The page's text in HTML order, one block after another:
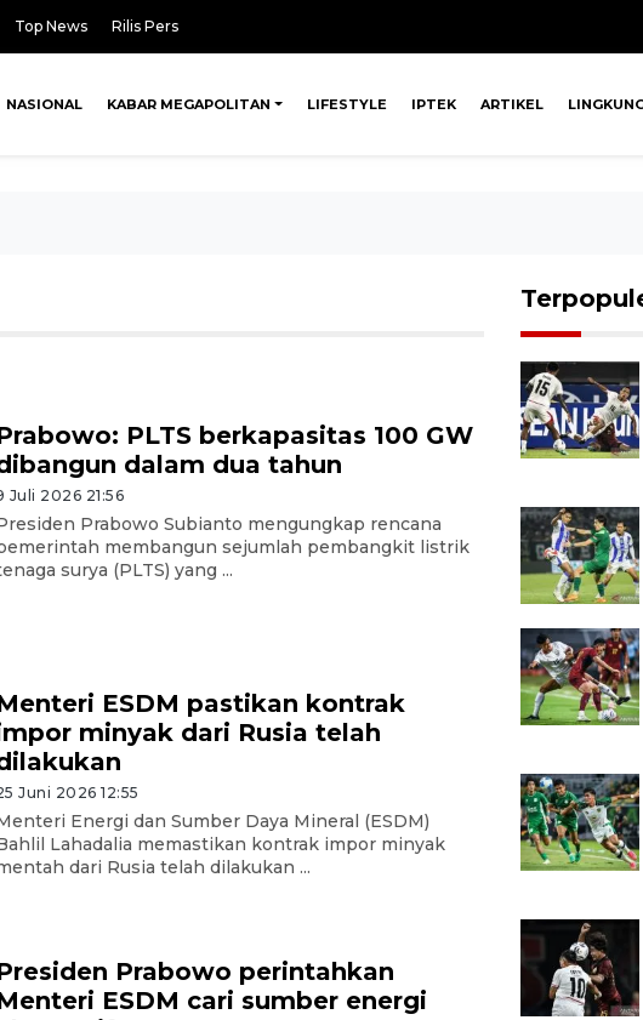
Top News Rilis Pers
NASIONAL KABAR MEGAPOLITAN LIFESTYLE IPTEK ARTIKEL
PLTS berkapasitas 100 GW
dalam dua tahun
Juli 2026 21:56
Prabowo Subianto mengungkap rencana
membangun sejumlah pembangkit listrik
surya (PLTS) yang ...
ESDM pastikan kontrak
minyak dari Rusia telah
Juni 2026 12:55
Energi dan Sumber Daya Mineral (ESDM)
Lahadalia memastikan kontrak impor minyak
dari Rusia telah dilakukan ...
Prabowo perintahkan
ESDM cari sumber energi